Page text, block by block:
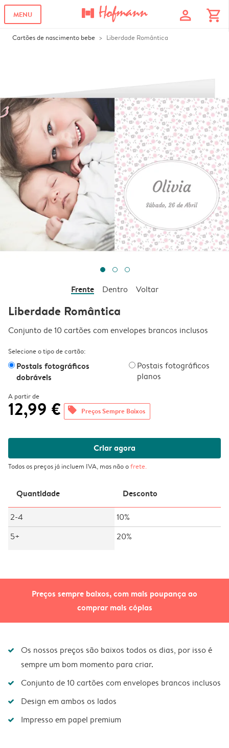
MENU profile shopping_cart
Cartões de nascimento bebe Liberdade Romântica
Preços sempre baixos, com mais poupança ao
comprar mais cópias
Frente Dentro Voltar
Liberdade Romântica
Conjunto de 10 cartões com envelopes brancos inclusos
Selecione o tipo de cartão:
Postais fotográficos
dobráveis
Postais fotográficos
planos
A partir de
12,99 € offers Preços Sempre Baixos
Criar agora
Todos os preços já incluem IVA, mas não ofrete.
Quantidade Desconto
2-4
10%
5+
20%
Os nossos preços são baixos todos os dias, por isso é
sempre um bom momento para criar.
Conjunto de 10 cartões com envelopes brancos inclusos
Design em ambos os lados
Impresso em papel premium